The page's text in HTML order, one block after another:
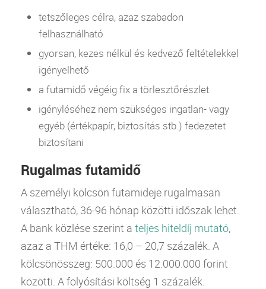
tetszőleges célra, azaz szabadon
felhasználható
gyorsan, kezes nélkül és kedvező feltételekkel
igényelhető
a futamidő végéig fix a törlesztőrészlet
igényléséhez nem szükséges ingatlan- vagy
egyéb (értékpapír, biztosítás stb.) fedezetet
biztosítani
Rugalmas futamidő
A személyi kölcsön futamideje rugalmasan
választható, 36-96 hónap közötti időszak lehet.
A bank közlése szerint a teljes hiteldíj mutató,
azaz a THM értéke: 16,0 – 20,7 százalék. A
kölcsönösszeg: 500.000 és 12.000.000 forint
közötti. A folyósítási költség 1 százalék.